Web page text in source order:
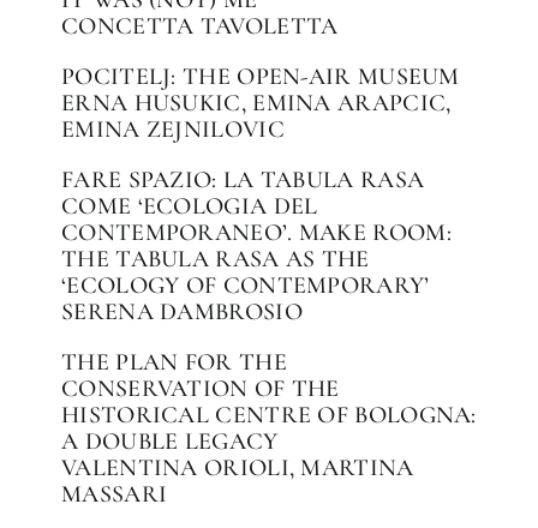
CONCETTA TAVOLETTA
POCITELJ: THE OPEN-AIR MUSEUM
ERNA HUSUKIC, EMINA ARAPCIC,
EMINA ZEJNILOVIC
FARE SPAZIO: LA TABULA RASA
COME ‘ECOLOGIA DEL
CONTEMPORANEO’. MAKE ROOM:
THE TABULA RASA AS THE
‘ECOLOGY OF CONTEMPORARY’
SERENA DAMBROSIO
THE PLAN FOR THE
CONSERVATION OF THE
HISTORICAL CENTRE OF BOLOGNA:
A DOUBLE LEGACY
VALENTINA ORIOLI, MARTINA
MASSARI